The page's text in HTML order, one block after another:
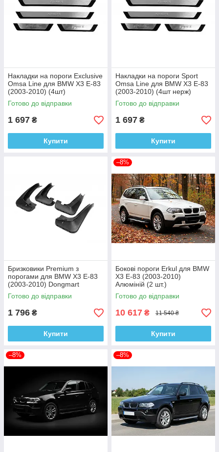
Накладки на пороги Exclusive
Omsa Line для BMW X3 E-83
(2003-2010) (4шт)
Готово до відправки
1 697 ₴
Купити
Накладки на пороги Sport
Omsa Line для BMW X3 E-83
(2003-2010) (4шт нерж)
Готово до відправки
1 697 ₴
Купити
Бризковики Premium з
порогами для BMW X3 E-83
(2003-2010) Dongmart
Резинопластик (4 шт)
Готово до відправки
1 796 ₴
Купити
–8%
Бокові пороги Erkul для BMW
X3 E-83 (2003-2010)
Алюміній (2 шт.)
Готово до відправки
10 617 ₴ 11 540 ₴
Купити
–8% –8%